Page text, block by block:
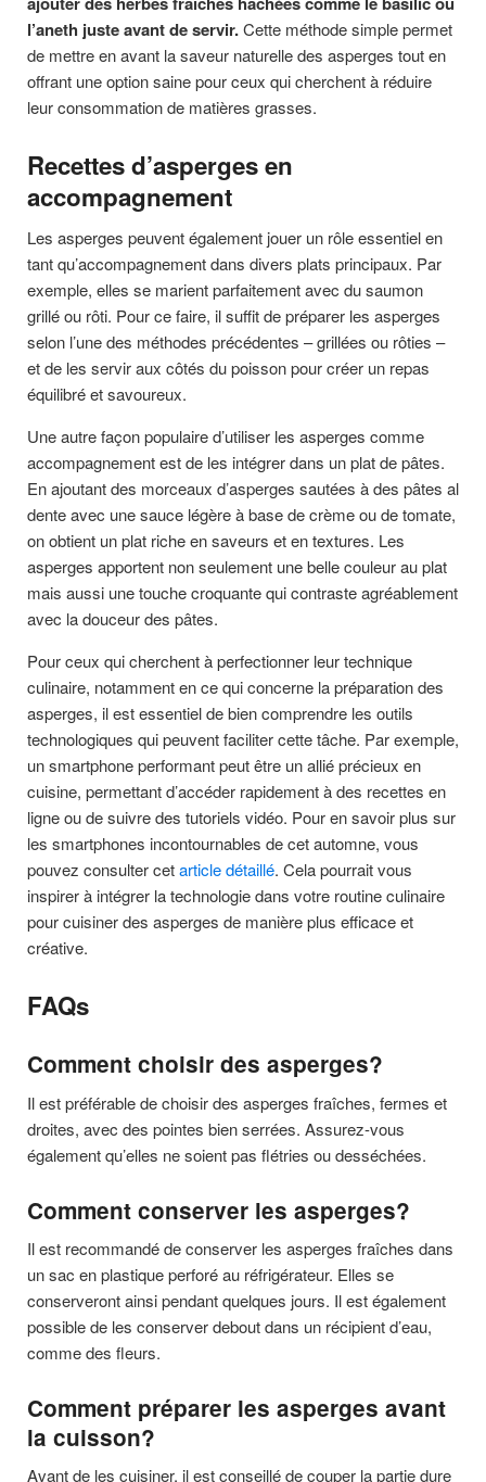
l’aneth juste avant de servir.Cette méthode simple permet
de mettre en avant la saveur naturelle des asperges tout en
offrant une option saine pour ceux qui cherchent à réduire
leur consommation de matières grasses.
Recettes d’asperges en
accompagnement
Les asperges peuvent également jouer un rôle essentiel en
tant qu’accompagnement dans divers plats principaux. Par
exemple, elles se marient parfaitement avec du saumon
grillé ou rôti. Pour ce faire, il suffit de préparer les asperges
selon l’une des méthodes précédentes – grillées ou rôties –
et de les servir aux côtés du poisson pour créer un repas
équilibré et savoureux.
Une autre façon populaire d’utiliser les asperges comme
accompagnement est de les intégrer dans un plat de pâtes.
En ajoutant des morceaux d’asperges sautées à des pâtes al
dente avec une sauce légère à base de crème ou de tomate,
on obtient un plat riche en saveurs et en textures. Les
asperges apportent non seulement une belle couleur au plat
mais aussi une touche croquante qui contraste agréablement
avec la douceur des pâtes.
Pour ceux qui cherchent à perfectionner leur technique
culinaire, notamment en ce qui concerne la préparation des
asperges, il est essentiel de bien comprendre les outils
technologiques qui peuvent faciliter cette tâche. Par exemple,
un smartphone performant peut être un allié précieux en
cuisine, permettant d’accéder rapidement à des recettes en
ligne ou de suivre des tutoriels vidéo. Pour en savoir plus sur
les smartphones incontournables de cet automne, vous
pouvez consulter cetarticle détaillé. Cela pourrait vous
inspirer à intégrer la technologie dans votre routine culinaire
pour cuisiner des asperges de manière plus efficace et
créative.
FAQs
Comment choisir des asperges?
Il est préférable de choisir des asperges fraîches, fermes et
droites, avec des pointes bien serrées. Assurez-vous
également qu’elles ne soient pas flétries ou desséchées.
Comment conserver les asperges?
Il est recommandé de conserver les asperges fraîches dans
un sac en plastique perforé au réfrigérateur. Elles se
conserveront ainsi pendant quelques jours. Il est également
possible de les conserver debout dans un récipient d’eau,
comme des fleurs.
Comment préparer les asperges avant
la cuisson?
Avant de les cuisiner, il est conseillé de couper la partie dure